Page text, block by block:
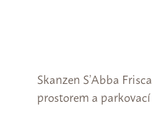
Skanzen S’Abba
prostorem a